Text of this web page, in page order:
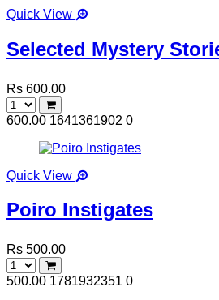
Quick View
Selected Mystery
Rs 600.00
600.00 1641361902 0
Quick View
Poiro Instigates
Rs 500.00
500.00 1781932351 0